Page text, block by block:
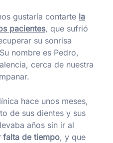
gustaría contarte la
pacientes, que sufrió
su sonrisa
nombre es Pedro,
cerca de nuestra
hace unos meses,
de sus dientes y sus
años sin ir al
de tiempo, y que